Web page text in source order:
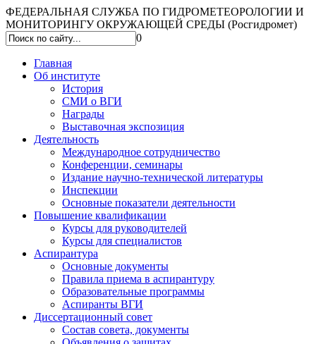
ФЕДЕРАЛЬНАЯ СЛУЖБА ПО ГИДРОМЕТЕОРОЛОГИИ И
МОНИТОРИНГУ ОКРУЖАЮЩЕЙ СРЕДЫ (Росгидромет)
0
Главная
Об институте
История
СМИ о ВГИ
Награды
Выставочная экспозиция
Деятельность
Международное сотрудничество
Конференции, семинары
Издание научно-технической литературы
Инспекции
Основные показатели деятельности
Повышение квалификации
Курсы для руководителей
Курсы для специалистов
Аспирантура
Основные документы
Правила приема в аспирантуру
Образовательные программы
Аспиранты ВГИ
Диссертационный совет
Состав совета, документы